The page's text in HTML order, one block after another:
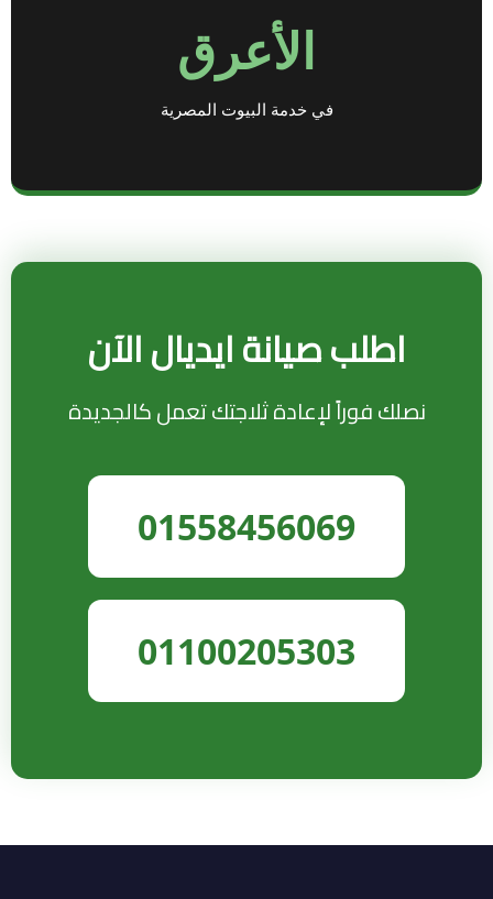
الأعرق
في خدمة البيوت المصرية
اطلب صيانة ايديال الآن
نصلك فوراً لإعادة ثلاجتك تعمل كالجديدة
01558456069
01100205303